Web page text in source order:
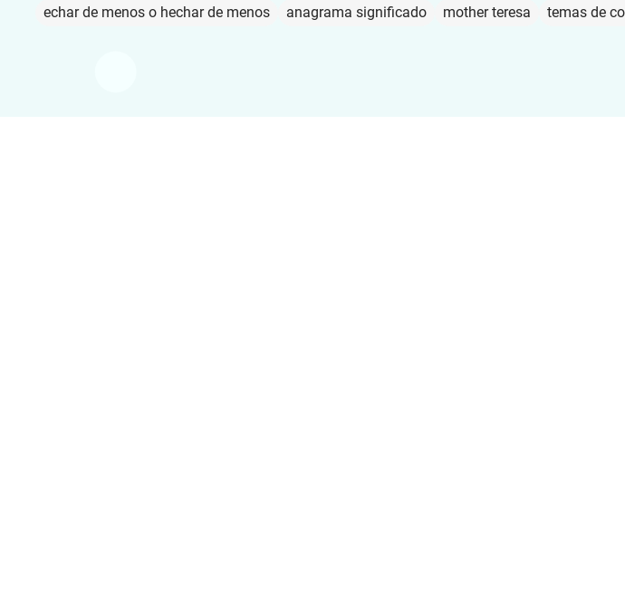
echar de menos o hechar de menos
anagrama significado mother teresa temas de